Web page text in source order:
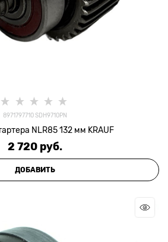
8971797710 SDH9710PN
NLR85 132 мм KRAUF
2 720 руб.
ДОБАВИТЬ